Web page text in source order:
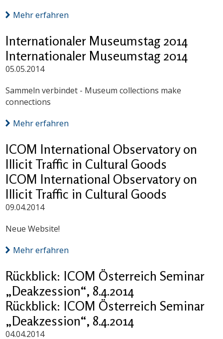
Mehr erfahren
Internationaler Museumstag 2014
Internationaler Museumstag 2014
05.05.2014
Sammeln verbindet - Museum collections make
connections
Mehr erfahren
ICOM International Observatory on
Illicit Traffic in Cultural Goods
ICOM International Observatory on
Illicit Traffic in Cultural Goods
09.04.2014
Neue Website!
Mehr erfahren
Rückblick: ICOM Österreich Seminar
„Deakzession“, 8.4.2014
Rückblick: ICOM Österreich Seminar
„Deakzession“, 8.4.2014
04.04.2014